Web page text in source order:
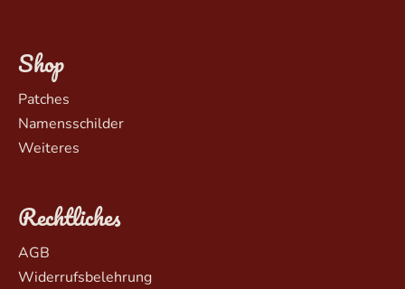
Shop
Patches
Namensschilder
Weiteres
Rechtliches
AGB
Widerrufsbelehrung